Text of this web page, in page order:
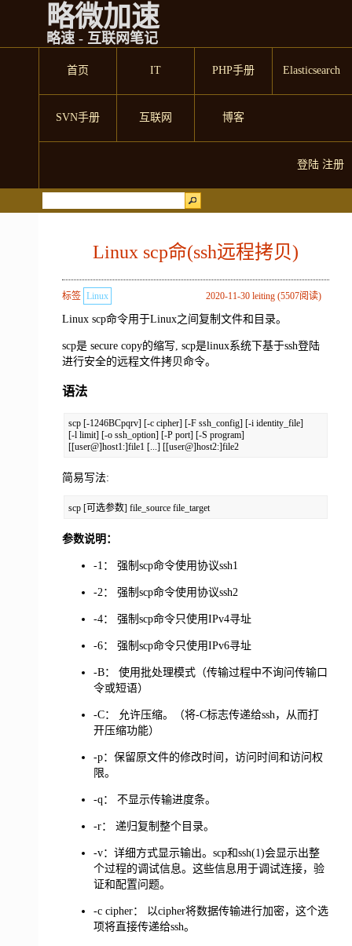
略微加速
略速 - 互联网笔记
首页 IT PHP手册 Elasticsearch
SVN手册 互联网 博客
登陆 注册
Linux scp命(ssh远程拷贝)
2020-11-30 leiting (5507阅读)
标签 Linux
Linux scp命令用于Linux之间复制文件和目录。
scp是 secure copy的缩写, scp是linux系统下基于ssh登陆
进行安全的远程文件拷贝命令。
语法
scp [-1246BCpqrv] [-c cipher] [-F ssh_config] [-i identity_file]
[-l limit] [-o ssh_option] [-P port] [-S program]
[[user@]host1:]file1 [...] [[user@]host2:]file2
简易写法:
scp [可选参数] file_source file_target
参数说明：
-1： 强制scp命令使用协议ssh1
-2： 强制scp命令使用协议ssh2
-4： 强制scp命令只使用IPv4寻址
-6： 强制scp命令只使用IPv6寻址
-B： 使用批处理模式（传输过程中不询问传输口
令或短语）
-C： 允许压缩。（将-C标志传递给ssh，从而打
开压缩功能）
-p：保留原文件的修改时间，访问时间和访问权
限。
-q： 不显示传输进度条。
-r： 递归复制整个目录。
-v：详细方式显示输出。scp和ssh(1)会显示出整
个过程的调试信息。这些信息用于调试连接，验
证和配置问题。
-c cipher： 以cipher将数据传输进行加密，这个选
项将直接传递给ssh。